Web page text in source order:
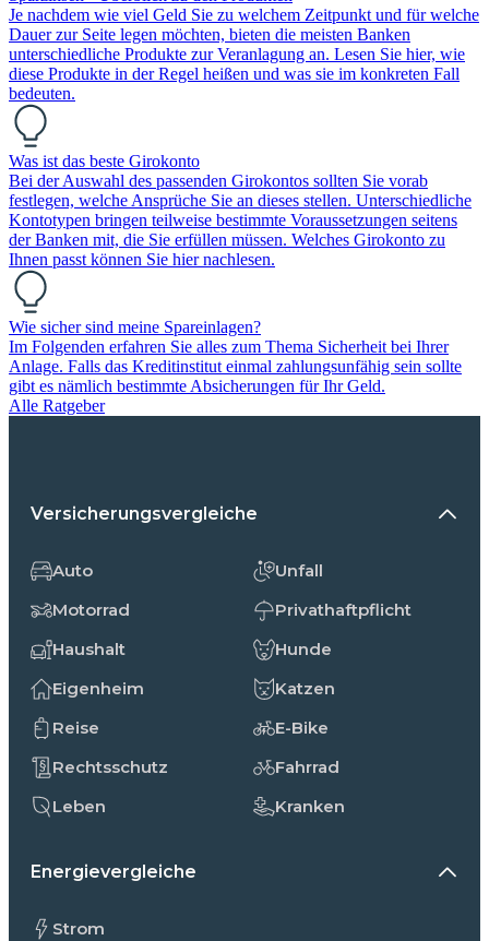
Je nachdem wie viel Geld Sie zu welchem Zeitpunkt und für welche
Dauer zur Seite legen möchten, bieten die meisten Banken
unterschiedliche Produkte zur Veranlagung an. Lesen Sie hier, wie
diese Produkte in der Regel heißen und was sie im konkreten Fall
bedeuten.
Was ist das beste Girokonto
Bei der Auswahl des passenden Girokontos sollten Sie vorab
festlegen, welche Ansprüche Sie an dieses stellen. Unterschiedliche
Kontotypen bringen teilweise bestimmte Voraussetzungen seitens
der Banken mit, die Sie erfüllen müssen. Welches Girokonto zu
Ihnen passt können Sie hier nachlesen.
Wie sicher sind meine Spareinlagen?
Im Folgenden erfahren Sie alles zum Thema Sicherheit bei Ihrer
Anlage. Falls das Kreditinstitut einmal zahlungsunfähig sein sollte
gibt es nämlich bestimmte Absicherungen für Ihr Geld.
Alle Ratgeber
Versicherungsvergleiche
Auto
Motorrad
Haushalt
Eigenheim
Reise
Rechtsschutz
Leben
Unfall
Privathaftpflicht
Hunde
Katzen
E-Bike
Fahrrad
Kranken
Energievergleiche
Strom